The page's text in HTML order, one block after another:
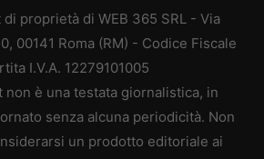
proprietà di WEB 365 SRL - Via
00141 Roma (RM) - Codice Fiscale
I.V.A. 12279101005
non è una testata giornalistica, in
senza alcuna periodicità. Non
un prodotto editoriale ai